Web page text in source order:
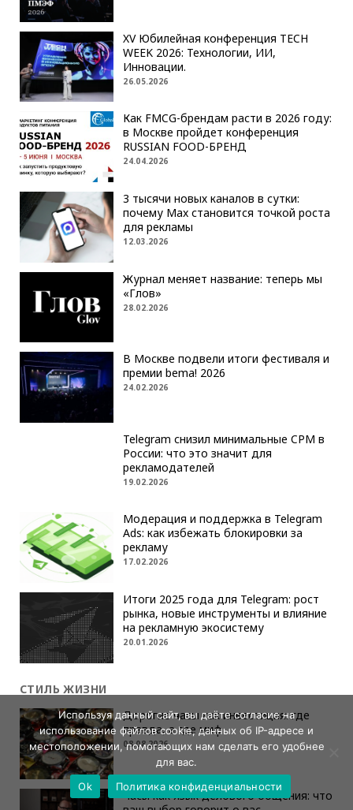
XV Юбилейная конференция TECH
WEEK 2026: Технологии, ИИ,
Инновации.
26.05.2026
Как FMCG-брендам расти в 2026 году:
в Москве пройдет конференция
RUSSIAN FOOD-БРЕНД
24.04.2026
3 тысячи новых каналов в сутки:
почему Max становится точкой роста
для рекламы
12.03.2026
Журнал меняет название: теперь мы
«Глов»
28.02.2026
В Москве подвели итоги фестиваля и
премии bema! 2026
24.02.2026
Telegram снизил минимальные CPM в
России: что это значит для
рекламодателей
19.02.2026
Модерация и поддержка в Telegram
Ads: как избежать блокировки за
рекламу
17.02.2026
Итоги 2025 года для Telegram: рост
рынка, новые инструменты и влияние
на рекламную экосистему
20.01.2026
СТИЛЬ ЖИЗНИ
Дорогие часы как инвестиция: где
правда, а где миф
08.08.2026
Часы как язык делового общения: что
Используя данный сайт, вы даёте согласие на
использование файлов cookie, данных об IP-адресе и
местоположении, помогающих нам сделать его удобнее
для вас.
Ok
Политика конфиденциальности